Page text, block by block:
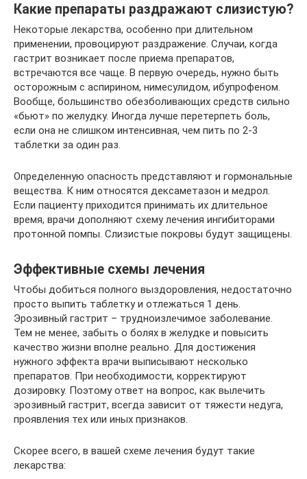
Какие препараты раздражают слизистую?
Некоторые лекарства, особенно при длительном
применении, провоцируют раздражение. Случаи, когда
гастрит возникает после приема препаратов,
встречаются все чаще. В первую очередь, нужно быть
осторожным с аспирином, нимесулидом, ибупрофеном.
Вообще, большинство обезболивающих средств сильно
«бьют» по желудку. Иногда лучше перетерпеть боль,
если она не слишком интенсивная, чем пить по 2-3
таблетки за один раз.
Определенную опасность представляют и гормональные
вещества. К ним относятся дексаметазон и медрол.
Если пациенту приходится принимать их длительное
время, врачи дополняют схему лечения ингибиторами
протонной помпы. Слизистые покровы будут защищены.
Эффективные схемы лечения
Чтобы добиться полного выздоровления, недостаточно
просто выпить таблетку и отлежаться 1 день.
Эрозивный гастрит – трудноизлечимое заболевание.
Тем не менее, забыть о болях в желудке и повысить
качество жизни вполне реально. Для достижения
нужного эффекта врачи выписывают несколько
препаратов. При необходимости, корректируют
дозировку. Поэтому ответ на вопрос, как вылечить
эрозивный гастрит, всегда зависит от тяжести недуга,
проявления тех или иных признаков.
Скорее всего, в вашей схеме лечения будут такие
лекарства: